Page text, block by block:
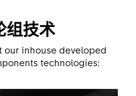
组技术
our inhouse developed
technologies: